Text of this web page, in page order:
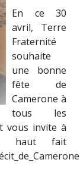
En ce 30
avril, Terre
Fraternité
souhaite
une bonne
fête de
Camerone à
tous les
vous invite à
haut fait